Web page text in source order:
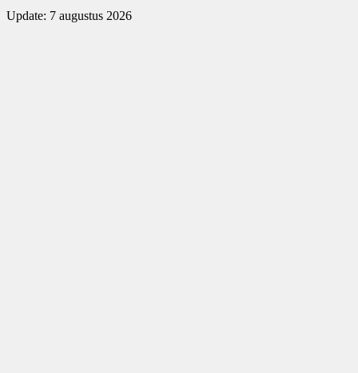
Update: 7 augustus 2026